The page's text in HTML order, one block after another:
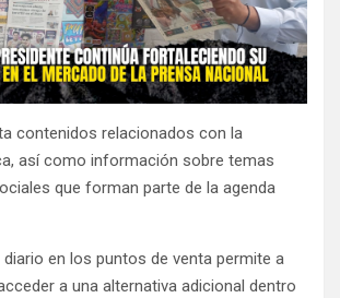
contenidos relacionados con la
así como información sobre temas
que forman parte de la agenda
diario en los puntos de venta permite a
a una alternativa adicional dentro